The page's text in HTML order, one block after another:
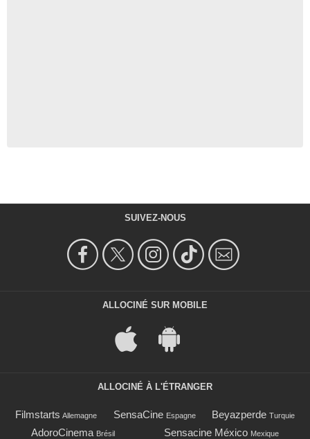
SUIVEZ-NOUS
ALLOCINÉ SUR MOBILE
ALLOCINÉ À L'ÉTRANGER
Filmstarts Allemagne SensaCine Espagne Beyazperde Turquie
AdoroCinema Brésil Sensacine México Mexique